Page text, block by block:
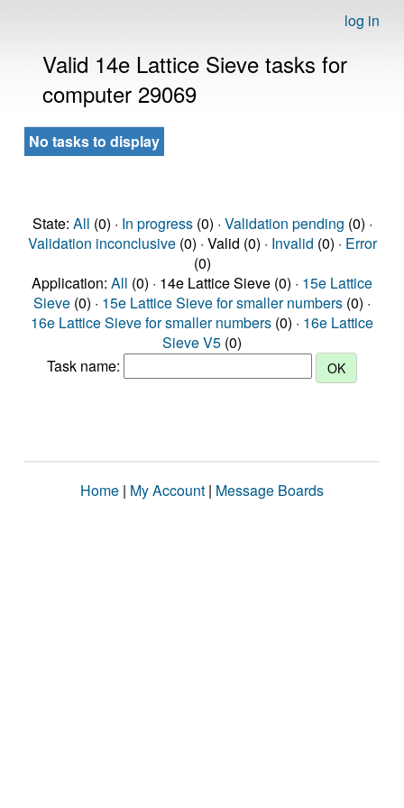
log in
Valid 14e Lattice Sieve tasks for
computer 29069
No tasks to display
State: All (0) · In progress(0) · Validation pending (0) ·
Validation inconclusive(0) · Valid (0) · Invalid (0) · Error
(0)
Application: All (0) · 14e Lattice Sieve (0) · 15e Lattice
Sieve (0) · 15e Lattice Sieve for smaller numbers (0) ·
16e Lattice Sieve for smaller numbers (0) · 16e Lattice
Sieve V5 (0)
Task name:
Home | My Account | Message Boards